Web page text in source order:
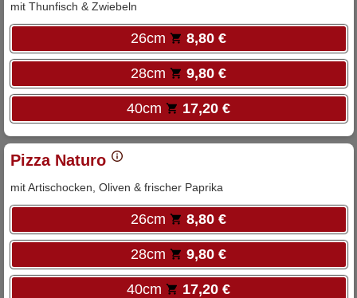
mit Thunfisch & Zwiebeln
26cm 8,80 €
28cm 9,80 €
40cm 17,20 €
Pizza Naturo
mit Artischocken, Oliven & frischer Paprika
26cm 8,80 €
28cm 9,80 €
40cm 17,20 €